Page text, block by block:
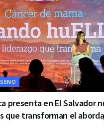
presenta en El Salvador
que transforman el